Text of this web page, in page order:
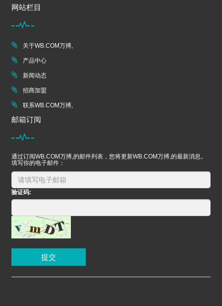
网站栏目
关于WB.COM万搏,
产品中心
新闻动态
招商加盟
联系WB.COM万搏,
邮箱订阅
通过订阅WB.COM万搏,的邮件列表，您将更新WB.COM万搏,的最新消息。
填写你的电子邮件：
验证码:
提交